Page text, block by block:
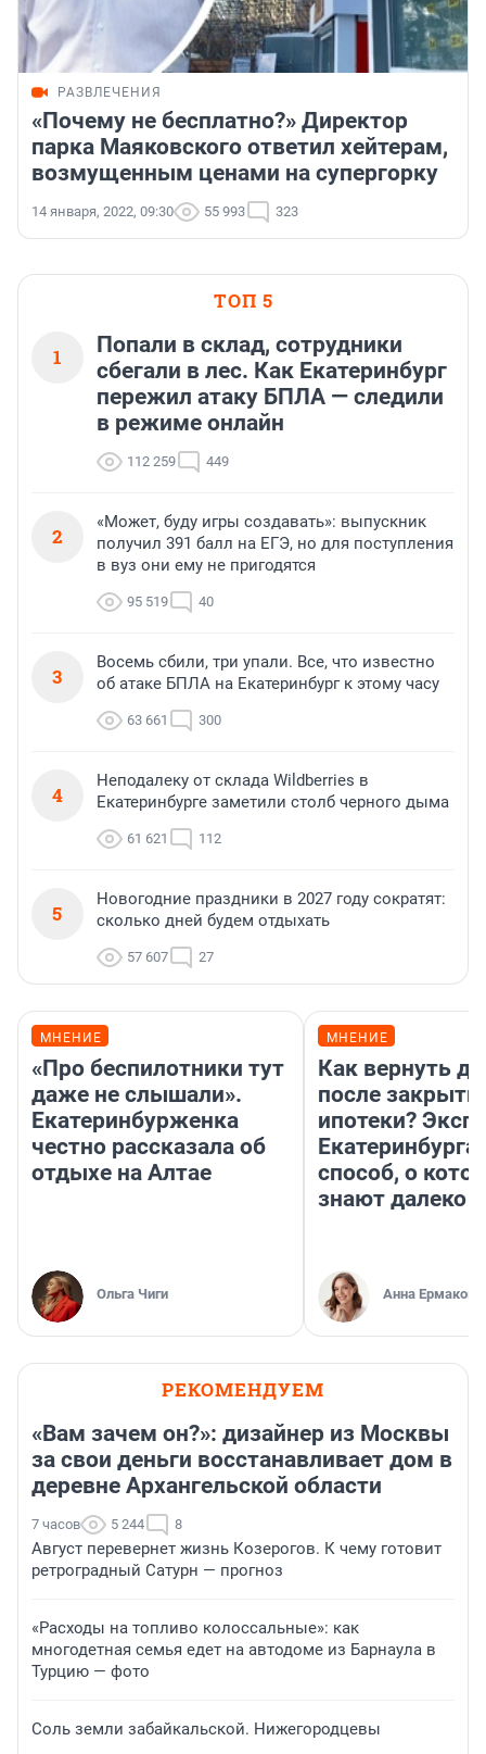
РАЗВЛЕЧЕНИЯ
«Почему не бесплатно?» Директор
парка Маяковского ответил хейтерам,
возмущенным ценами на супергорку
14 января, 2022, 09:30 55 993 323
ТОП 5
1
Попали в склад, сотрудники
сбегали в лес. Как Екатеринбург
пережил атаку БПЛА — следили
в режиме онлайн
112 259 449
2
«Может, буду игры создавать»: выпускник
получил 391 балл на ЕГЭ, но для поступления
в вуз они ему не пригодятся
95 519 40
3
Восемь сбили, три упали. Все, что известно
об атаке БПЛА на Екатеринбург к этому часу
63 661 300
4
Неподалеку от склада Wildberries в
Екатеринбурге заметили столб черного дыма
61 621 112
5
Новогодние праздники в 2027 году сократят:
сколько дней будем отдыхать
57 607 27
МНЕНИЕ
«Про беспилотники тут
даже не слышали».
Екатеринбурженка
честно рассказала об
отдыхе на Алтае
Ольга Чиги
МНЕНИЕ
Как вернуть
после
ипотеки?
Екатеринбурга
способ, о
знают далеко
Анна Ермакова
РЕКОМЕНДУЕМ
«Вам зачем он?»: дизайнер из Москвы
за свои деньги восстанавливает дом в
деревне Архангельской области
7 часов 5 244 8
Август перевернет жизнь Козерогов. К чему готовит
ретроградный Сатурн — прогноз
«Расходы на топливо колоссальные»: как
многодетная семья едет на автодоме из Барнаула в
Турцию — фото
Соль земли забайкальской. Нижегородцевы